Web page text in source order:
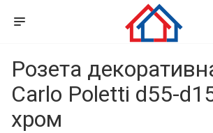
Розета
Carlo Poletti d55-
хром